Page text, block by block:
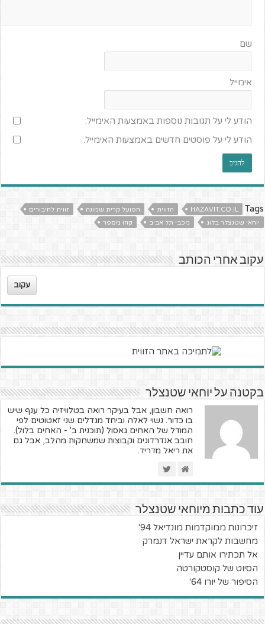
שם
אימייל
הודע לי על תגובות נוספות באמצעות האימייל.
הודע לי על פוסטים חדשים באמצעות האימייל.
Tags
HAZAVIT.CO.IL הזווית הפועל קרית שמונה
זווית לחיבורים
יוחאי שטנצלר בלוג
מכבי תל אביב קחו מספר
עקוב אחרי הכותב
עקוב
בקטנה על יוחאי שטנצלר
רואה חשבון, אבל בעיקר רואה בטלוויזיה כל ענף שיש
בו כדור. נשוי לאלה וביחד מגדלים שני זאטוטים לפי
המודל של האחים גאסול (תוכנית ב' - האחים בלול).
חובב אנדרדוגים וקבוצות שמשחקות מהלב, אבל גם
את ריאל מדריד.
עוד כתבות מיוחאי שטנצלר
זיכרונות ממוקדמות מונדיאל 94'
מחשבות לקראת ישראל דנמרק
אל תכתירו אותם עדיין
הסיוט של קוסטקורטה
הסיפור של יורו 64'